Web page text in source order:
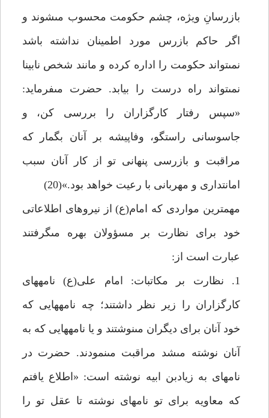
بازرسانِ ويژه، چشم حكومت محسوب مى‏شوند و
اگر حاكم بازرس مورد اطمينان نداشته باشد
نمى‏تواند حكومت را اداره كرده و مانند شخص نابينا
نمى‏تواند راه درست را بيابد. حضرت مى‏فرمايد:
«سپس رفتار كارگزاران را بررسى كن، و
جاسوسانى راستگو، وفاپيشه بر آنان بگمار كه
مراقبت و بازرسى پنهانى تو از كار آنان سبب
امانتدارى و مهربانى با رعيت خواهد بود.»(20)
مهم‏ترين مواردى كه امام(ع) از نيروهاى اطلاعاتى
خود براى نظارت بر مسؤولان بهره مى‏گرفتند
عبارت است از:
1. نظارت بر مكاتبات: امام على(ع) نامه‏هاى
كارگزاران را زير نظر داشتند؛ چه نامه‏هايى كه
خود آنان براى ديگران مى‏نوشتند و يا نامه‏هايى كه به
آنان نوشته مى‏شد مراقبت مى‏نمودند. حضرت در
نامه‏اى به زيادبن ابيه نوشته است: «اطلاع يافتم
كه معاويه براى تو نامه‏اى نوشته تا عقل تو را